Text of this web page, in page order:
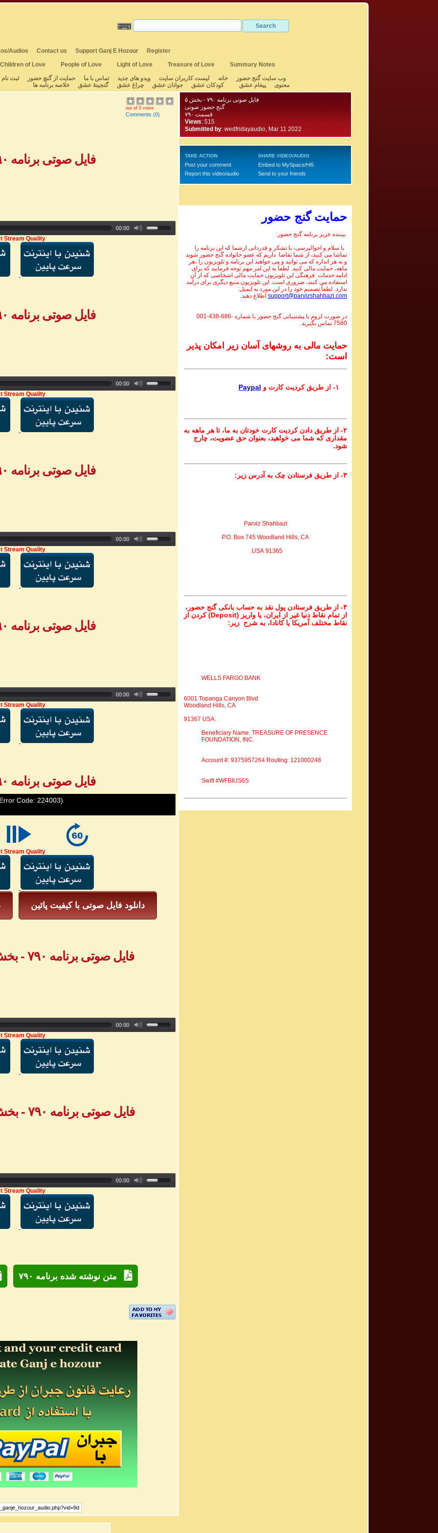
Audios Contact us Support Ganj E Hozour
Register
Children of Love
People of Love Light of Love Treasure of Love
Summary Notes
وب سایت گنج حضور
خانه لیست کاربران سایت ویدو های جدید تماس با ما حمایت از گنچ حضور
ثبت نام
معنوی
پیغام عشق کودکان عشق جوانان عشق چراغ عشق گنجینهٔ عشق خلاصه برنامه ها
out of 0 votes
Comments (0)
فایل صوتی برنامه ۷۹۰ - بخش ۱
Stream Quality
فایل صوتی برنامه ۷۹۰ - بخش ۲
Stream Quality
فایل صوتی برنامه ۷۹۰ - بخش ۳
Stream Quality
فایل صوتی برنامه ۷۹۰ - بخش ۴
Stream Quality
فایل صوتی برنامه ۷۹۰ - بخش ۵
Code: 224003)
Stream Quality
دانلود فایل صوتی با کیفیت پائین
فایل صوتی برنامه ۷۹۰ - بخش اول پیامهای تلفنی
Stream Quality
فایل صوتی برنامه ۷۹۰ - بخش دوم پیامهای تلفنی
Stream Quality
متن نوشته شده برنامه ۷۹۰
فایل صوتی برنامه ۷۹۰ - بخش ۵
گنج حضور صوتی
قسمت ۷۹۰
Views: 515
Submitted by: wedfridayaudio, Mar 11 2022
TAKE ACTION
Post your comment
Report this video/audio
SHARE VIDEO/AUDIO
Embed to MySpace/Hi5
Send to your friends
حمایت گنج حضور
بیننده عزیز برنامه گنج حضور:
با سلام و احوالپرسی، با تشکر و قدردانی ازشما که این برنامه را
تماشا می کنید، از شما تقاضا داریم که عضو خانواده گنج حضور شوید
و به هر اندازه که می توانید و می خواهید این برنامه و تلویزیون را ،هر
ماهه، حمایت مالی کنید. لطفاً به این امر مهم توجه فرمایید که برای
ادامه خدمات فرهنگی این تلویزیون حمایت مالی اشخاصی که از آن
استفاده می کنند، ضروری است. این تلویزیون منبع دیگری برای درآمد
ندارد. لطفاً تصمیم خود را در این مورد به ایمیل:
support@parvizshahbazi.com اطلاع دهید.
در صورت لزوم با ‍پشتیبانی گنج حضور با شماره 001-438-686-
7580 تماس بگیرید.
حمایت مالی به روشهای آسان زیر امکان پذیر
است:
Paypal
۲- از طریق دادن کردیت کارت خودتان به ما، تا هر ماهه به
مقداری که شما می خواهید، بعنوان حق عضویت، چارج
شود.
۳- از طریق فرستادن چک به آدرس زیر:
Parviz Shahbazi
P.O. Box 745 Woodland Hills, CA
91365 USA.
۴- از طریق فرستادن پول نقد به حساب بانکی گنج حضور،
از تمام نقاط دنیا غیر از ایران، یا واریز (Deposit) کردن از
نقاط مختلف آمریکا یا کانادا، به شرح زیر:
WELLS FARGO BANK
6001 Topanga Canyon Blvd
Woodland Hills, CA
91367 USA.
Beneficiary Name: TREASURE OF PRESENCE
FOUNDATION, INC.
Account #: 9375957264 Routing: 121000248
Swift #WFBIUS6S